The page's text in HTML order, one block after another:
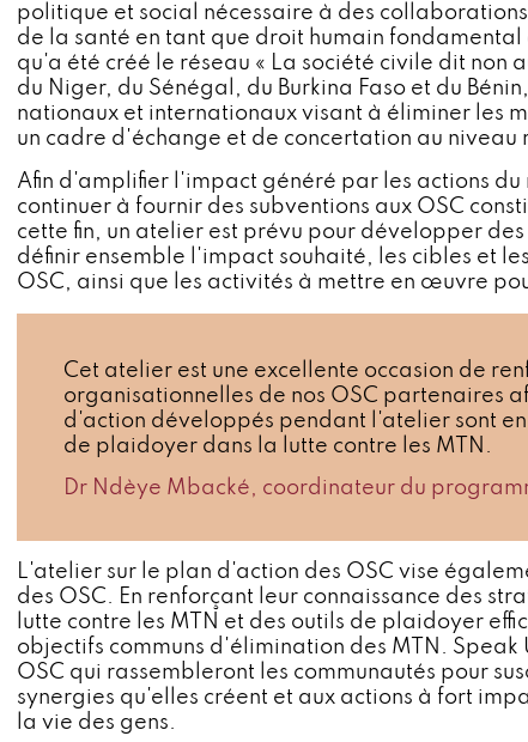
politique et social nécessaire à des
de la santé en tant que droit humain
qu'a été créé le réseau « La société civile dit non
du Niger, du Sénégal, du Burkina Faso et du
nationaux et internationaux visant à éliminer les
un cadre d'échange et de concertation au niveau
Afin d'amplifier l'impact généré par les actions
continuer à fournir des subventions aux OSC
cette fin, un atelier est prévu pour développer
définir ensemble l'impact souhaité, les cibles et
OSC, ainsi que les activités à mettre en œuvre
Cet atelier est une excellente occasion de
organisationnelles de nos OSC partenaires
d'action développés pendant l'atelier sont
de plaidoyer dans la lutte contre les MTN.
Dr Ndèye Mbacké, coordinateur du
L'atelier sur le plan d'action des OSC vise
des OSC. En renforçant leur connaissance des
lutte contre les MTN et des outils de plaidoyer
objectifs communs d'élimination des MTN. Speak
OSC qui rassembleront les communautés pour
synergies qu'elles créent et aux actions à fort
la vie des gens.